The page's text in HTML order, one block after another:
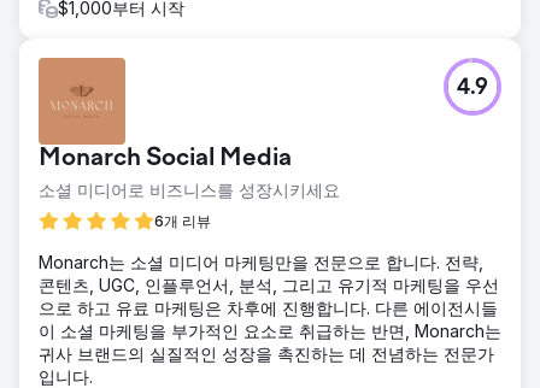
$1,000부터 시작
Monarch Social Media
소셜 미디어로 비즈니스를 성장시키세요
6개 리뷰
4.9
Monarch는 소셜 미디어 마케팅만을 전문으로 합니다. 전략,
콘텐츠, UGC, 인플루언서, 분석, 그리고 유기적 마케팅을 우선
으로 하고 유료 마케팅은 차후에 진행합니다. 다른 에이전시들
이 소셜 마케팅을 부가적인 요소로 취급하는 반면, Monarch는
귀사 브랜드의 실질적인 성장을 촉진하는 데 전념하는 전문가
입니다.